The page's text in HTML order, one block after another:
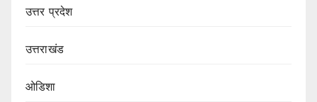
उत्तर प्रदेश
उत्तराखंड
ओडिशा